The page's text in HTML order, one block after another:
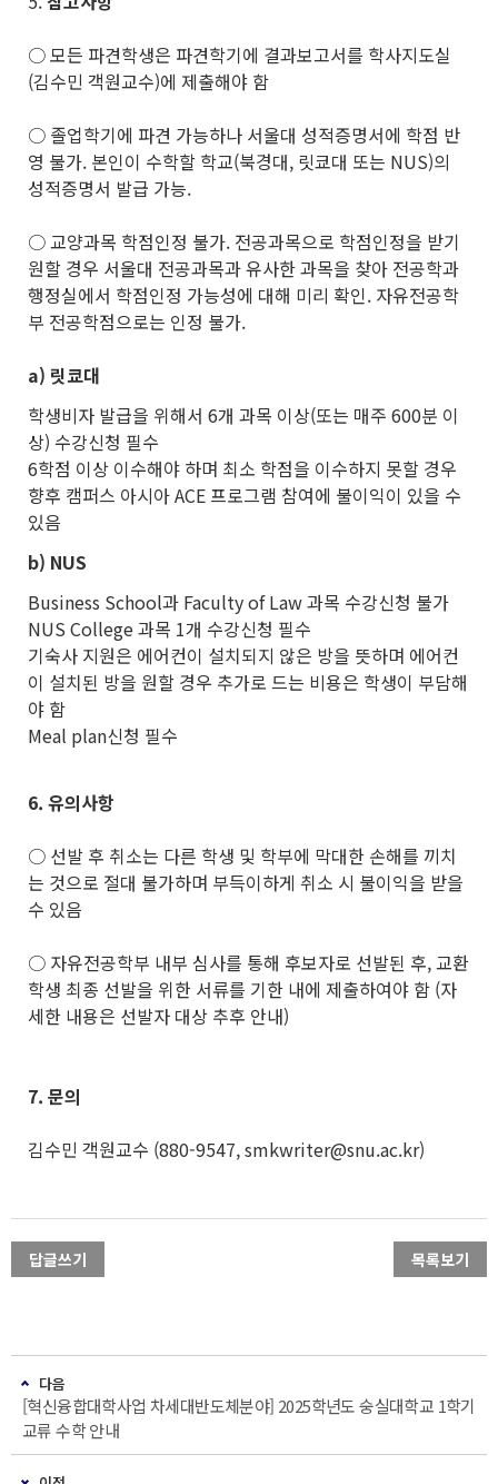
○ 모든 파견학생은 파견학기에 결과보고서를 학사지도실
(김수민 객원교수)에 제출해야 함
○ 졸업학기에 파견 가능하나 서울대 성적증명서에 학점 반
영 불가. 본인이 수학할 학교(북경대, 릿쿄대 또는 NUS)의
성적증명서 발급 가능.
○ 교양과목 학점인정 불가. 전공과목으로 학점인정을 받기
원할 경우 서울대 전공과목과 유사한 과목을 찾아 전공학과
행정실에서 학점인정 가능성에 대해 미리 확인. 자유전공학
부 전공학점으로는 인정 불가.
a) 릿쿄대
학생비자 발급을 위해서 6개 과목 이상(또는 매주 600분 이
상) 수강신청 필수
6학점 이상 이수해야 하며 최소 학점을 이수하지 못할 경우
향후 캠퍼스 아시아 ACE 프로그램 참여에 불이익이 있을 수
있음
b) NUS
Business School과 Faculty of Law 과목 수강신청 불가
NUS College 과목 1개 수강신청 필수
기숙사 지원은 에어컨이 설치되지 않은 방을 뜻하며 에어컨
이 설치된 방을 원할 경우 추가로 드는 비용은 학생이 부담해
야 함
Meal plan신청 필수
6. 유의사항
○ 선발 후 취소는 다른 학생 및 학부에 막대한 손해를 끼치
는 것으로 절대 불가하며 부득이하게 취소 시 불이익을 받을
수 있음
○ 자유전공학부 내부 심사를 통해 후보자로 선발된 후, 교환
학생 최종 선발을 위한 서류를 기한 내에 제출하여야 함 (자
세한 내용은 선발자 대상 추후 안내)
7. 문의
김수민 객원교수 (880-9547, smkwriter@snu.ac.kr)
답글쓰기 목록보기
다음
[혁신융합대학사업 차세대반도체분야] 2025학년도 숭실대학교 1학기
교류 수학 안내